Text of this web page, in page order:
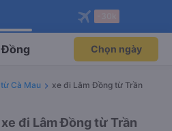
ngay!
thành viên độc
Mở app
đặt vé máy bay qua
Mở app
Đồng Chọn ngày
Cà Mau
xe đi Lâm Đồng từ Trần
đi Lâm Đồng từ Trần